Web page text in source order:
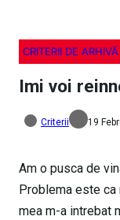
CRITERII DE ARHIVĂ
Imi voi
Criterii 19
Am o pusca de
Problema este ca
mea m-a intrebat